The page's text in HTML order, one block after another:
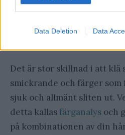
Data Deletion Data
Vill du veta
passar bäst i?
Det är stor skillnad i att klä
smickrande och färger som
sjuk och allmänt sliten ut.
detta kallas färganalys och
på kombinationen av din